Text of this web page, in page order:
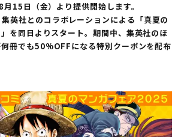
15日（金）より提供開始します。
英社とのコラボレーションによる「真夏の
を同日よりスタート。期間中、集英社のほ
冊でも50%OFFになる特別クーポンを配布